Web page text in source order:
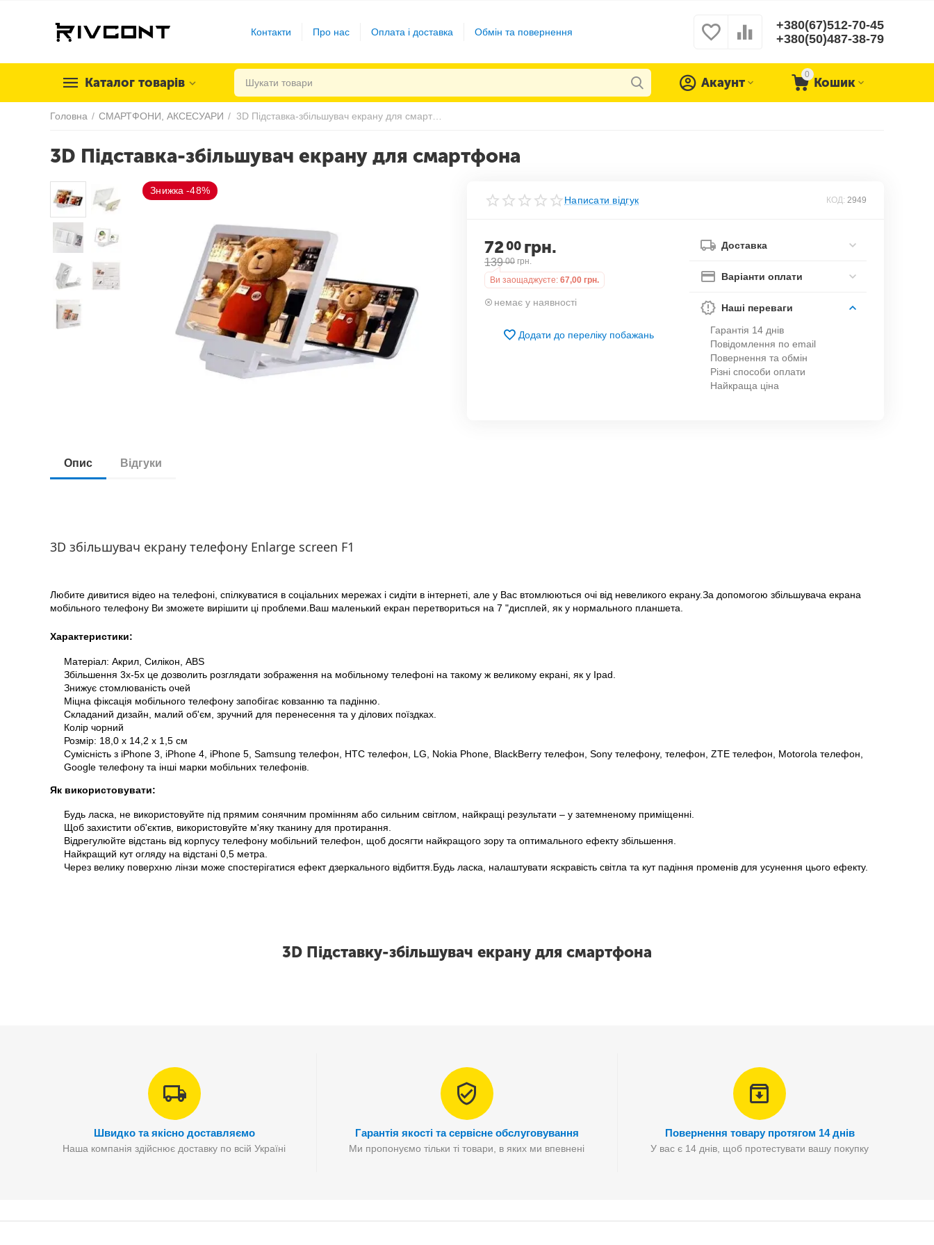
Контакти Про нас Оплата і доставка Обмін та повернення
+380(67)512-70-45
+380(50)487-38-79
Каталог товарів
0
Кошик
Акаунт
Головна / СМАРТФОНИ, АКСЕСУАРИ /
3D Підставка-збільшувач екрану для смартфона
Написати відгук КОД: 2949
7200 грн.
139 00 грн.
Ви заощаджуєте: 67,00 грн.
немає у наявності
Додати до переліку побажань
Доставка
Варіанти оплати
Наші переваги
Гарантія 14 днів
Повідомлення по email
Повернення та обмін
Різні способи оплати
Найкраща ціна
Опис Відгуки
3D збільшувач екрану телефону Enlarge screen F1
Любите дивитися відео на телефоні, спілкуватися в соціальних мережах і сидіти в інтернеті, але у Вас втомлюються очі від невеликого екрану.За допомогою збільшувача екрана
мобільного телефону Ви зможете вирішити ці проблеми.Ваш маленький екран перетвориться на 7 "дисплей, як у нормального планшета.
Характеристики:
Матеріал: Акрил, Силікон, ABS
Збільшення 3x-5x це дозволить розглядати зображення на мобільному телефоні на такому ж великому екрані, як у Ipad.
Знижує стомлюваність очей
Міцна фіксація мобільного телефону запобігає ковзанню та падінню.
Складаний дизайн, малий об'єм, зручний для перенесення та у ділових поїздках.
Колір чорний
Розмір: 18,0 х 14,2 х 1,5 см
Сумісність з iPhone 3, iPhone 4, iPhone 5, Samsung телефон, HTC телефон, LG, Nokia Phone, BlackBerry телефон, Sony телефону, телефон, ZTE телефон, Motorola телефон,
Google телефону та інші марки мобільних телефонів.
Як використовувати:
Будь ласка, не використовуйте під прямим сонячним промінням або сильним світлом, найкращі результати – у затемненому приміщенні.
Щоб захистити об'єктив, використовуйте м'яку тканину для протирання.
Відрегулюйте відстань від корпусу телефону мобільний телефон, щоб досягти найкращого зору та оптимального ефекту збільшення.
Найкращий кут огляду на відстані 0,5 метра.
Через велику поверхню лінзи може спостерігатися ефект дзеркального відбиття.Будь ласка, налаштувати яскравість світла та кут падіння променів для усунення цього ефекту.
3D Підставку-збільшувач екрану для смартфона
Швидко та якісно доставляємо
Наша компанія здійснює доставку по всій Україні
Гарантія якості та сервісне обслуговування
Ми пропонуємо тільки ті товари, в яких ми впевнені
Повернення товару протягом 14 днів
У вас є 14 днів, щоб протестувати вашу покупку